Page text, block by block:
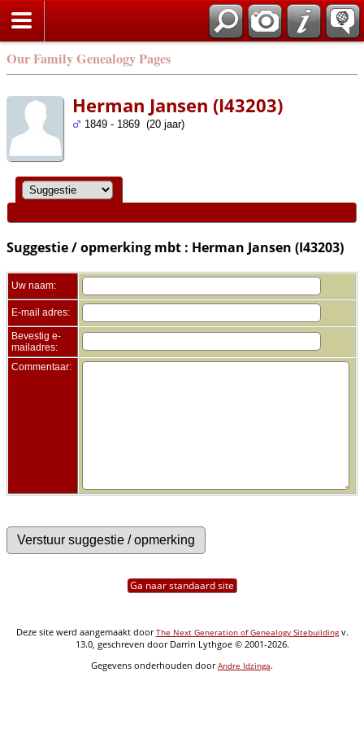
Our Family Genealogy Pages
Herman Jansen (I43203)
1849 - 1869 (20 jaar)
Suggestie / opmerking mbt : Herman Jansen (I43203)
Uw naam:
E-mail adres:
Bevestig e-
mailadres:
Commentaar:
Ga naar standaard site
Deze site werd aangemaakt doorThe Next Generation of Genealogy Sitebuildingv.
13.0, geschreven door Darrin Lythgoe © 2001-2026.
Gegevens onderhouden doorAndre Idzinga.